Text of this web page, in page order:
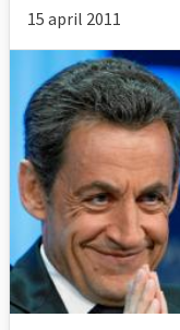
15 april 2011